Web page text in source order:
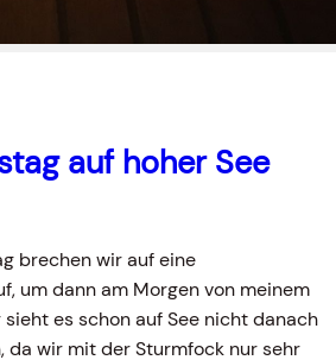
auf hoher See
brechen wir auf eine
um dann am Morgen von meinem
es schon auf See nicht danach
da wir mit der Sturmfock nur sehr